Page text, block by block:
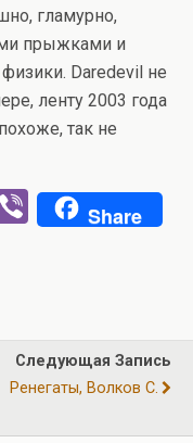
гламурно,
прыжками и
Daredevil не
ленту 2003 года
так не
X
Vi
Share
Следующая Запись
Ренегаты, Волков C.